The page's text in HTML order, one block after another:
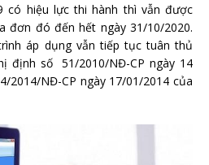
có hiệu lực thi hành thì vẫn được
đơn đó đến hết ngày 31/10/2020.
áp dụng vẫn tiếp tục tuân thủ
định số 51/2010/NĐ-CP ngày 14
2014/NĐ-CP ngày 17/01/2014 của